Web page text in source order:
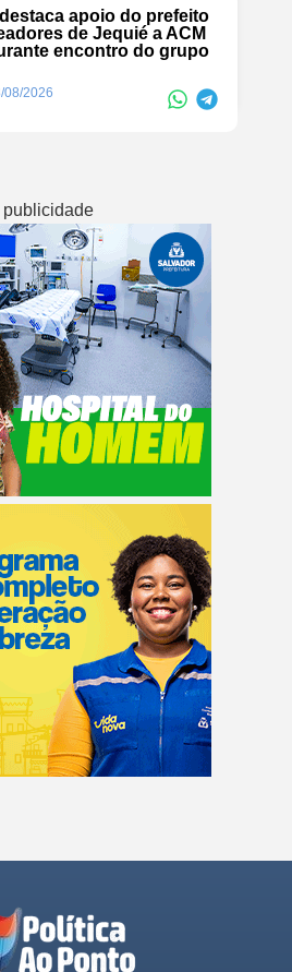
apoio do prefeito
de Jequié a ACM
encontro do grupo
08/2026
publicidade